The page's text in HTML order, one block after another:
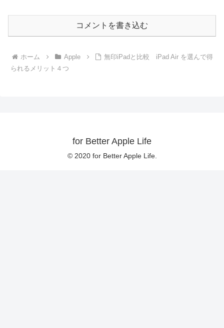
コメントを書き込む
ホーム Apple
無印iPadと比較 iPad Air を選んで得
られるメリット４つ
for Better Apple Life
© 2020 for Better Apple Life.